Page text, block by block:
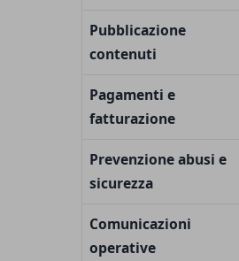
Pubblicazione
contenuti
Pagamenti e
fatturazione
Prevenzione abusi e
sicurezza
Comunicazioni
operative